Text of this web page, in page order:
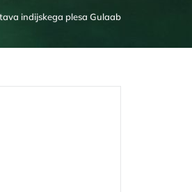
indijskega plesa Gulaab